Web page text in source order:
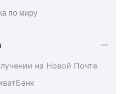
по миру
на Новой Почте